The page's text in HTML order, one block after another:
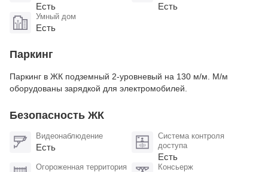
Есть Есть
Умный дом
Есть
Паркинг
Паркинг в ЖК подземный 2-уровневый на 130 м/м. М/м
оборудованы зарядкой для электромобилей​.
Безопасность ЖК
Видеонаблюдение
Есть
Система контроля
доступа
Есть
Огороженная территория Консьерж